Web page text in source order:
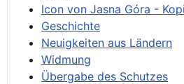
Icon von Jasna Góra -
Geschichte
Neuigkeiten aus Ländern
Widmung
Übergabe des Schutzes